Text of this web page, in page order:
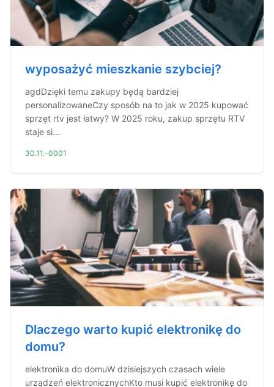
wyposażyć mieszkanie szybciej?
agdDzięki temu zakupy będą bardziej
personalizowaneCzy sposób na to jak w 2025 kupować
sprzęt rtv jest łatwy? W 2025 roku, zakup sprzętu RTV
staje si...
30.11.-0001
Dlaczego warto kupić elektronikę do
domu?
elektronika do domuW dzisiejszych czasach wiele
urządzeń elektronicznychKto musi kupić elektronikę do